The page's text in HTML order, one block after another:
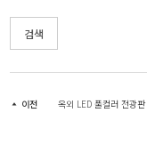
검색
이전 옥외 LED 풀컬러 전광판